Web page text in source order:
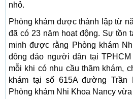
nhỏ.
Phòng khám được thành lập từ
đã có 23 năm hoạt động. Sự tồn
minh được rằng Phòng khám
đông đảo người dân tại
mỗi khi có nhu cầu thăm khám,
khám tại số 615A đường
Phòng khám Nhi Khoa Nancy